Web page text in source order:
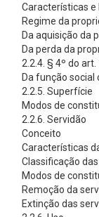
Características e
Regime da
Da aquisição da
Da perda da
2.2.4. § 4º do art.
Da função social
2.2.5. Superfície
Modos de
2.2.6. Servidão
Conceito
Características
Classificação
Modos de
Remoção da
Extinção das